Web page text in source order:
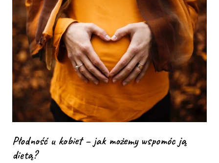
Płodność u kobiet – jak możemy wspomóc ją
dietą?
kobiet
–
jak
możemy
wspomóc
ją
dietą?